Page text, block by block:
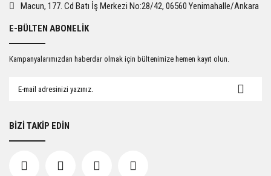
Gönder
Macun, 177. Cd Batı İş Merkezi No:28/42, 06560 Yenimahalle/Ankara
E-BÜLTEN ABONELİK
Kampanyalarımızdan haberdar olmak için bültenimize hemen kayıt olun.
BİZİ TAKİP EDİN